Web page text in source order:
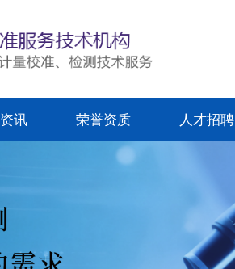
讯 荣誉资质 人才招聘